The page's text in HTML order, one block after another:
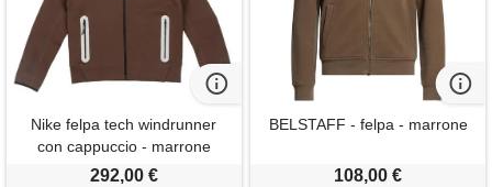
Nike felpa tech windrunner
con cappuccio - marrone
292,00 €
BELSTAFF - felpa - marrone
108,00 €